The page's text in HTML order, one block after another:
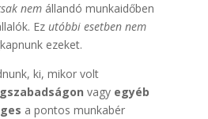
nemállandó munkaidőben
Ez utóbbi esetben nem
ezeket.
ki, mikor volt
vagy egyéb
a pontos munkabér